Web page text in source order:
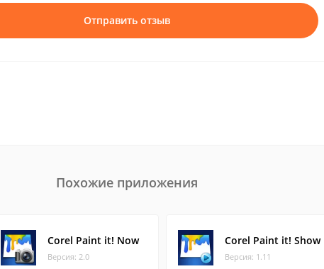
Отправить отзыв
Похожие приложения
Corel Paint it! Now
Версия: 2.0
Corel Paint it! Show
Версия: 1.11